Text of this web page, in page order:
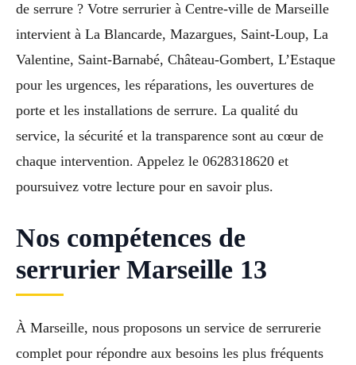
de serrure ? Votre serrurier à Centre-ville de Marseille
intervient à La Blancarde, Mazargues, Saint-Loup, La
Valentine, Saint-Barnabé, Château-Gombert, L’Estaque
pour les urgences, les réparations, les ouvertures de
porte et les installations de serrure. La qualité du
service, la sécurité et la transparence sont au cœur de
chaque intervention. Appelez le 0628318620 et
poursuivez votre lecture pour en savoir plus.
Nos compétences de
serrurier Marseille 13
À Marseille, nous proposons un service de serrurerie
complet pour répondre aux besoins les plus fréquents